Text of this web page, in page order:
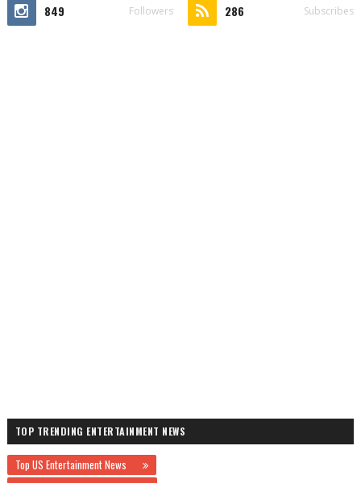
849 Followers 286 Subscribes
TOP TRENDING ENTERTAINMENT NEWS
Top US Entertainment News